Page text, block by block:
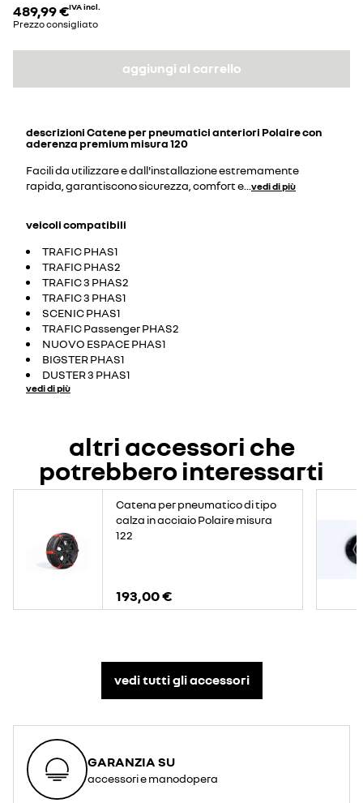
489,99 €IVA incl.
Prezzo consigliato
aggiungi al carrello
descrizioniCatene per pneumatici anteriori Polaire con
aderenza premium misura 120
Facili da utilizzare e dall'installazione estremamente
rapida, garantiscono sicurezza, comfort e vedi di più
veicoli compatibili
TRAFIC PHAS1
TRAFIC PHAS2
TRAFIC 3 PHAS2
TRAFIC 3 PHAS1
SCENIC PHAS1
TRAFIC Passenger PHAS2
NUOVO ESPACE PHAS1
BIGSTER PHAS1
DUSTER 3 PHAS1
vedi di più
altri accessori che
potrebbero interessarti
Catena per pneumatico di tipo
calza in acciaio Polaire misura
122
193,00 €
vedi tutti gli accessori​
GARANZIA SU
accessori e manodopera